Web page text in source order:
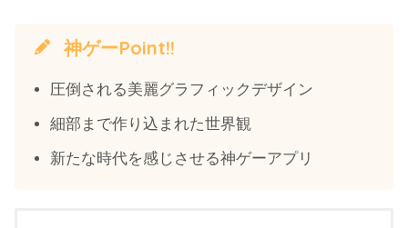
神ゲーPoint!!
圧倒される美麗グラフィックデザイン
細部まで作り込まれた世界観
新たな時代を感じさせる神ゲーアプリ